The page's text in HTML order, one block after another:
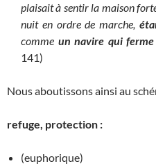
plaisait à sentir la maison
nuit en ordre de marche,
comme un navire qui ferme
141)
Nous aboutissons ainsi au
refuge, protection :
(euphorique)